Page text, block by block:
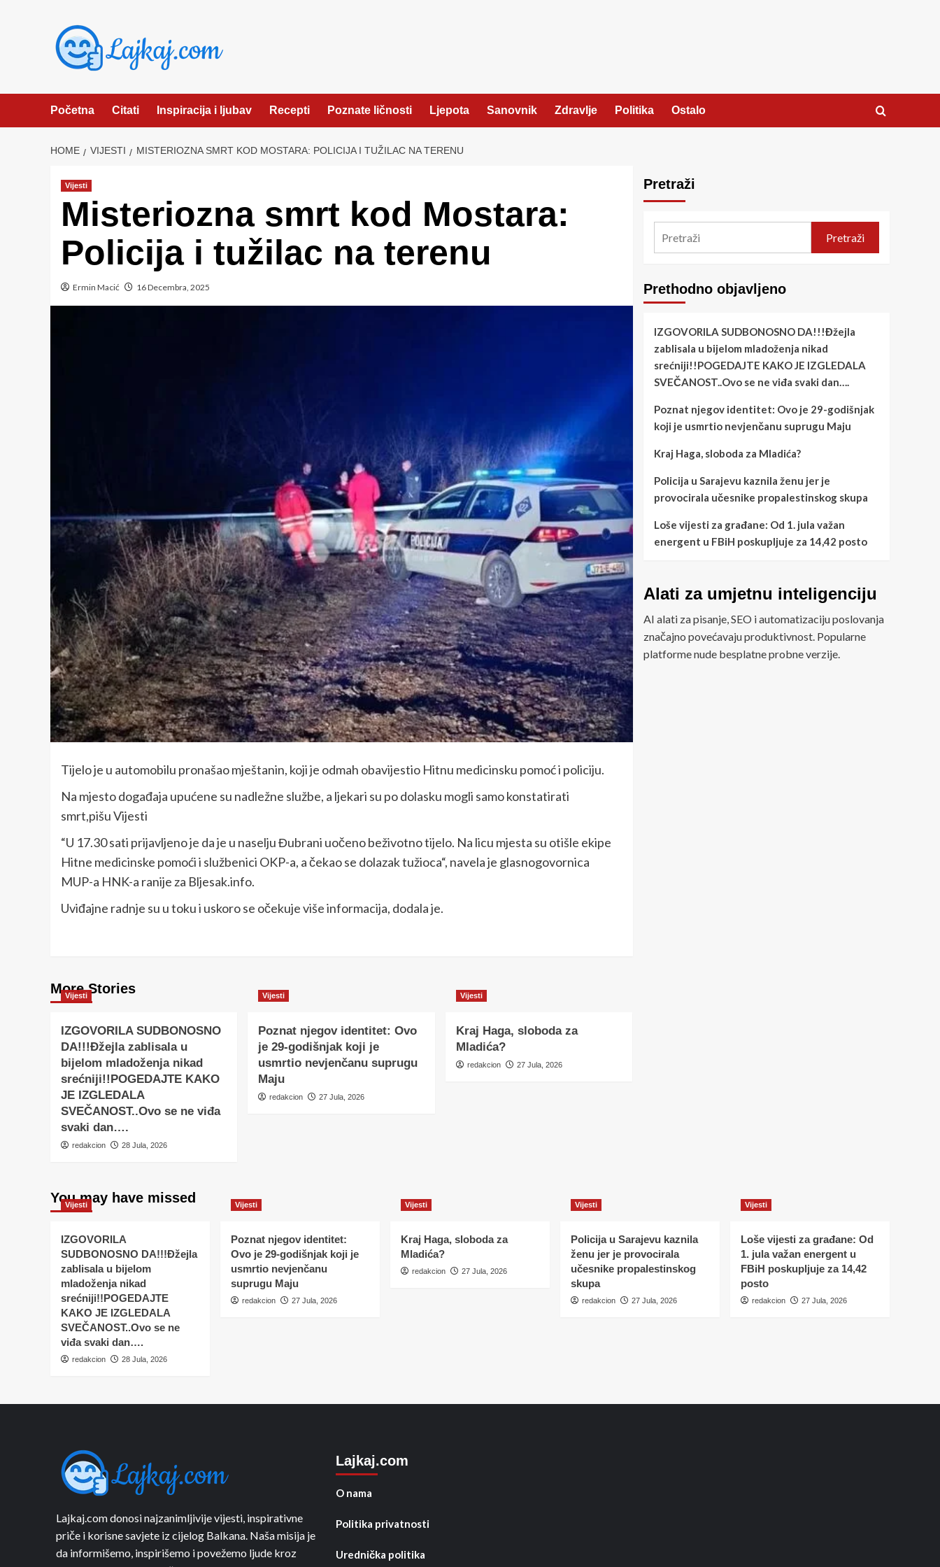
Početna Citati Inspiracija i ljubav Recepti Poznate ličnosti Ljepota Sanovnik Zdravlje Politika Ostalo
HOME VIJESTI MISTERIOZNA SMRT KOD MOSTARA: POLICIJA I TUŽILAC NA TERENU
Vijesti
Misteriozna smrt kod Mostara:
Policija i tužilac na terenu
Ermin Macić 16 Decembra, 2025
Tijelo je u automobilu pronašao mještanin, koji je odmah obavijestio Hitnu medicinsku pomoć i policiju.
Na mjesto događaja upućene su nadležne službe, a ljekari su po dolasku mogli samo konstatirati
smrt,pišu Vijesti
“U 17.30 sati prijavljeno je da je u naselju Đubrani uočeno beživotno tijelo. Na licu mjesta su otišle ekipe
Hitne medicinske pomoći i službenici OKP-a, a čekao se dolazak tužioca“, navela je glasnogovornica
MUP-a HNK-a ranije za Bljesak.info.
Uviđajne radnje su u toku i uskoro se očekuje više informacija, dodala je.
More Stories
Vijesti
IZGOVORILA SUDBONOSNO
DA!!!Đžejla zablisala u
bijelom mladoženja nikad
srećniji!!POGEDAJTE KAKO
JE IZGLEDALA
SVEČANOST..Ovo se ne viđa
svaki dan….
redakcion 28 Jula, 2026
Vijesti
Poznat njegov identitet: Ovo
je 29-godišnjak koji je
usmrtio nevjenčanu suprugu
Maju
redakcion 27 Jula, 2026
Vijesti
Kraj Haga, sloboda za
Mladića?
redakcion 27 Jula, 2026
Pretraži
Pretraži
Prethodno objavljeno
IZGOVORILA SUDBONOSNO DA!!!Đžejla
zablisala u bijelom mladoženja nikad
srećniji!!POGEDAJTE KAKO JE IZGLEDALA
SVEČANOST..Ovo se ne viđa svaki dan….
Poznat njegov identitet: Ovo je 29-godišnjak
koji je usmrtio nevjenčanu suprugu Maju
Kraj Haga, sloboda za Mladića?
Policija u Sarajevu kaznila ženu jer je
provocirala učesnike propalestinskog skupa
Loše vijesti za građane: Od 1. jula važan
energent u FBiH poskupljuje za 14,42 posto
Alati za umjetnu inteligenciju
AI alati za pisanje, SEO i automatizaciju poslovanja
značajno povećavaju produktivnost. Popularne
platforme nude besplatne probne verzije.
You may have missed
Vijesti
IZGOVORILA
SUDBONOSNO DA!!!Đžejla
zablisala u bijelom
mladoženja nikad
srećniji!!POGEDAJTE
KAKO JE IZGLEDALA
SVEČANOST..Ovo se ne
viđa svaki dan….
redakcion 28 Jula, 2026
Vijesti
Poznat njegov identitet:
Ovo je 29-godišnjak koji je
usmrtio nevjenčanu
suprugu Maju
redakcion 27 Jula, 2026
Vijesti
Kraj Haga, sloboda za
Mladića?
redakcion 27 Jula, 2026
Vijesti
Policija u Sarajevu kaznila
ženu jer je provocirala
učesnike propalestinskog
skupa
redakcion 27 Jula, 2026
Vijesti
Loše vijesti za građane: Od
1. jula važan energent u
FBiH poskupljuje za 14,42
posto
redakcion 27 Jula, 2026
Lajkaj.com donosi najzanimljivije vijesti, inspirativne
priče i korisne savjete iz cijelog Balkana. Naša misija je
da informišemo, inspirišemo i povežemo ljude kroz
Lajkaj.com
O nama
Politika privatnosti
Urednička politika